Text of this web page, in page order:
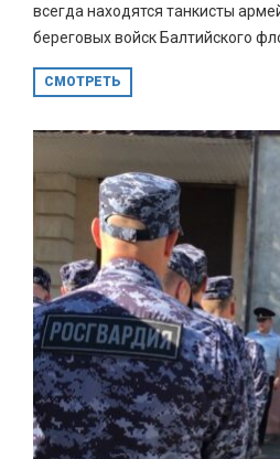
всегда находятся танкисты
береговых войск Балтийского
СМОТРЕТЬ